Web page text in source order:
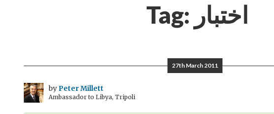
Tag: اختبار
27th March 2011
byPeter Millett
Ambassador to Libya, Tripoli